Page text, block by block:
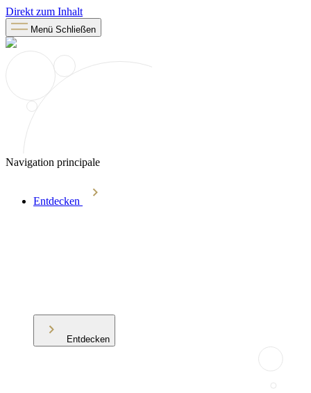
Direkt zum Inhalt
Menü Schließen
Navigation principale
Entdecken
Entdecken